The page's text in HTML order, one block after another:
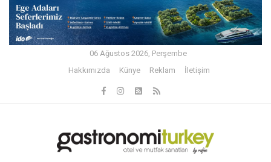
06 Ağustos 2026, Perşembe
Hakkımızda
Künye Reklam İletişim